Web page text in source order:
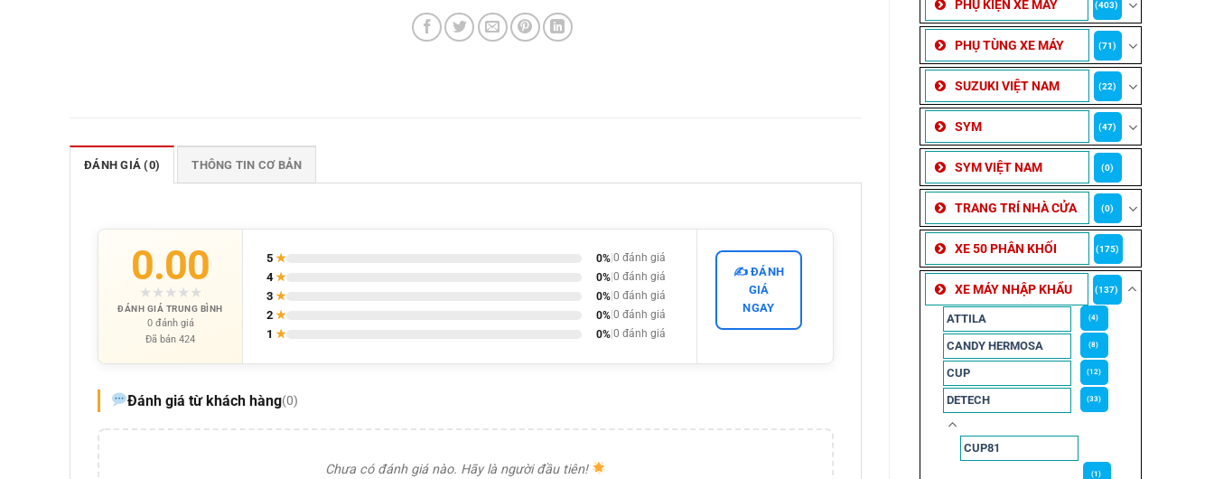
PHỤ KIỆN XE MÁY (403)
PHỤ TÙNG XE MÁY (71)
SUZUKI VIỆT NAM (22)
SYM (47)
SYM VIỆT NAM (0)
TRANG TRÍ NHÀ CỬA (0)
XE 50 PHÂN KHỐI (175)
XE MÁY NHẬP KHẨU (137)
ATTILA (4)
CANDY HERMOSA (8)
CUP (12)
DETECH (33)
CUP81
(1)
ĐÁNH GIÁ (0) THÔNG TIN CƠ BẢN
0.00
★ ★ ★ ★ ★
ĐÁNH GIÁ TRUNG BÌNH
0 đánh giá
Đã bán 424
5 ★ 0%| 0 đánh giá
4★ 0%| 0 đánh giá
3 ★ 0%| 0 đánh giá
2 ★ 0%| 0 đánh giá
1 ★ 0%| 0 đánh giá
✍️ ĐÁNH
GIÁ
NGAY
Đánh giá từ khách hàng(0)
Chưa có đánh giá nào. Hãy là người đầu tiên!